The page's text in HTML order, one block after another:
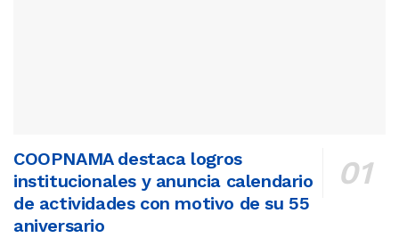
COOPNAMA destaca logros
institucionales y anuncia calendario
de actividades con motivo de su 55
aniversario